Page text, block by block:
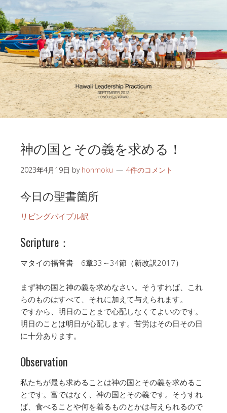
神の国とその義を求める！
2023年4月19日 by honmoku 4件のコメント
今日の聖書箇所
リビングバイブル訳
Scripture：
マタイの福音書 6章33～34節（新改訳2017）
まず神の国と神の義を求めなさい。そうすれば、これ
らのものはすべて、それに加えて与えられます。
ですから、明日のことまで心配しなくてよいのです。
明日のことは明日が心配します。苦労はその日その日
に十分あります。
Observation
私たちが最も求めることは神の国とその義を求めるこ
とです。富ではなく、神の国とその義です。そうすれ
ば、食べることや何を着るものとかは与えられるので